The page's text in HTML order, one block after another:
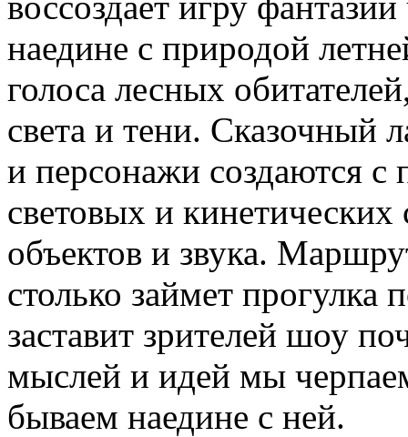
наедине с природой
голоса лесных
света и тени. Сказочный
и персонажи создаются
световых и
объектов и звука.
столько займет
заставит зрителей шоу
мыслей и идей мы
бываем наедине с ней.